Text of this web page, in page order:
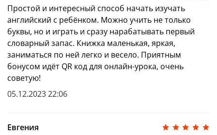
Поиграйте в веселые игры. Например, в
Snowball: вы называете слово по-английски,
малыш повторяет его и добавляет еще одно, и
так вы выстраиваете длинную цепочку слов.
Если вы сомневаетесь, как произносить слова,
загляните в онлайн-словари, например Oxford
Dictionary или Cambridge Dictionary.
Больше полезных советов вы найдете в книгах
Простой и интересный способ начать изучать
английский с ребёнком. Можно учить не только
буквы, но и играть и сразу нарабатывать первый
словарный запас. Книжка маленькая, яркая,
заниматься по ней легко и весело. Приятным
бонусом идёт QR код для онлайн-урока, очень
советую!
05.12.2023 22:06
Евгения